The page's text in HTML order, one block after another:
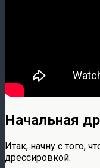
Начальная
Итак, начну с того,
дрессировкой.